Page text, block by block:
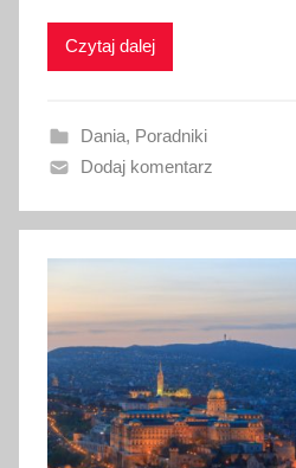
i
a
n
3
0
z
e
r
w
c
Czytaj dalej
Dania, Poradniki
Dodaj komentarz